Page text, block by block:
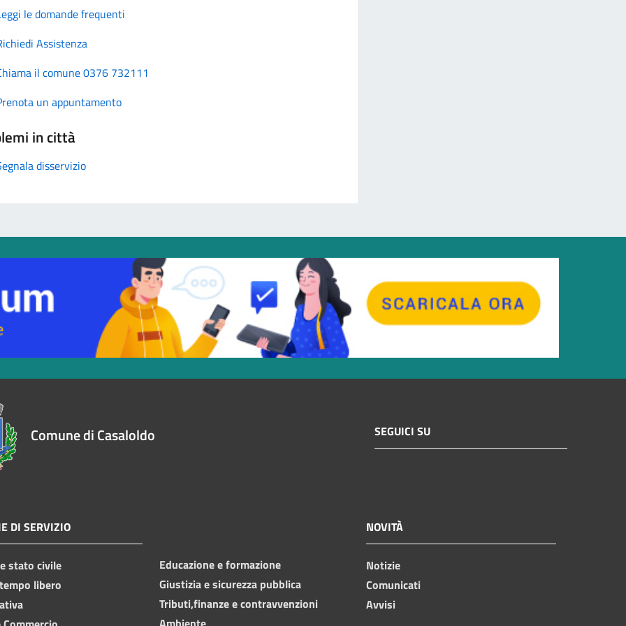
le domande frequenti
Assistenza
il comune 0376 732111
un appuntamento
in città
disservizio
Comune di Casaloldo SEGUICI SU
DI SERVIZIO
stato civile
libero
Educazione e formazione
Giustizia e sicurezza pubblica
Tributi,finanze e contravvenzioni
NOVITÀ
Notizie
Comunicati
Avvisi